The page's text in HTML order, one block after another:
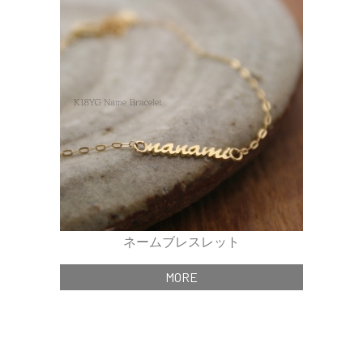
ネームブレスレット
MORE